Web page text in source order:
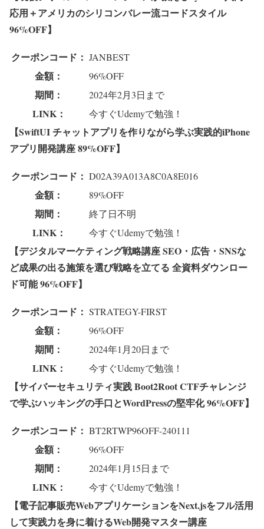
応用＋アメリカのシリコンバレー流コードスタイル
96%OFF】
クーポンコード： JANBEST
金額： 96%OFF
期間： 2024年2月3日まで
LINK： 今すぐUdemyで勉強！
【SwiftUI チャットアプリを作りながら学ぶ実践的iPhone
アプリ開発講座 89%OFF】
クーポンコード： D02A39A013A8C0A8E016
金額： 89%OFF
期間： 終了日不明
LINK： 今すぐUdemyで勉強！
【デジタルマーケティング戦略講座 SEO・広告・SNSな
ど成果の出る施策を選び戦略を立てる 全資料ダウンロー
ド可能 96%OFF】
クーポンコード： STRATEGY-FIRST
金額： 96%OFF
期間： 2024年1月20日まで
LINK： 今すぐUdemyで勉強！
【サイバーセキュリティ実践 Boot2Root CTFチャレンジ
で学ぶハッキングの手口とWordPressの堅牢化 96%OFF】
クーポンコード： BT2RTWP96OFF-240111
金額： 96%OFF
期間： 2024年1月15日まで
LINK： 今すぐUdemyで勉強！
【電子記事販売WebアプリケーションをNext.jsをフル活用
して実践力を身に着けるWeb開発マスター講座